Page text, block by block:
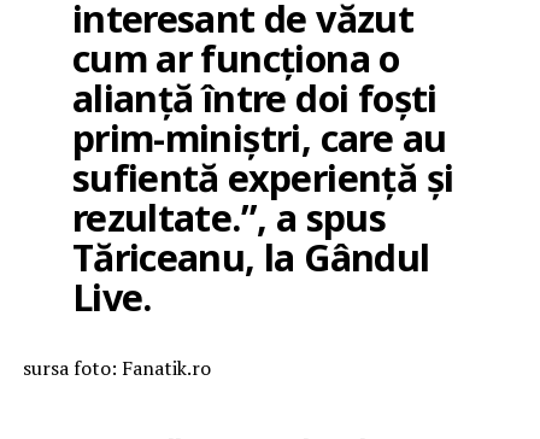
interesant de văzut
cum ar funcționa o
alianță între doi foști
prim-miniștri, care au
sufientă experiență și
rezultate.”, a spus
Tăriceanu, la Gândul
Live.
sursa foto: Fanatik.ro